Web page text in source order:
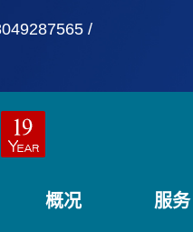
/
概况 服务